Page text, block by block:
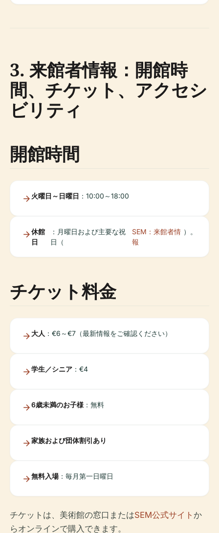
3. 来館者情報：開館時
間、チケット、アクセシ
ビリティ
開館時間
火曜日～日曜日 ：10:00～18:00
休館
日
：月曜日および主要な祝
日（
SEM：来館者情
報
）。
チケット料金
大人 ：€6～€7（最新情報をご確認ください）
学生／シニア ：€4
6歳未満のお子様 ：無料
家族および団体割引あり
無料入場：毎月第一日曜日
チケットは、美術館の窓口またはSEM公式サイト か
らオンラインで購入できます。